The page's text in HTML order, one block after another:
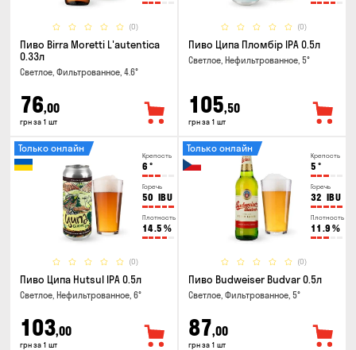
(0)
Пиво Birra Moretti L'autentica
0.33л
Светлое, Фильтрованное, 4.6°
76,00
грн за 1 шт
(0)
Пиво Ципа Пломбір IPA 0.5л
Светлое, Нефильтрованное, 5°
105,50
грн за 1 шт
Крепость
6 °
Горечь
50 IBU
Плотность
14.5 %
(0)
Только онлайн
Пиво Ципа Hutsul IPA 0.5л
Светлое, Нефильтрованное, 6°
103,00
грн за 1 шт
Крепость
5 °
Горечь
32 IBU
Плотность
11.9 %
(0)
Только онлайн
Пиво Budweiser Budvar 0.5л
Светлое, Фильтрованное, 5°
87,00
грн за 1 шт